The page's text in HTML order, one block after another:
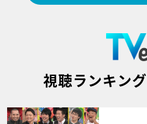
視聴ランキング